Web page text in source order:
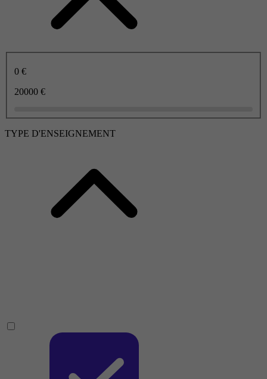
0 €
20000 €
TYPE D'ENSEIGNEMENT